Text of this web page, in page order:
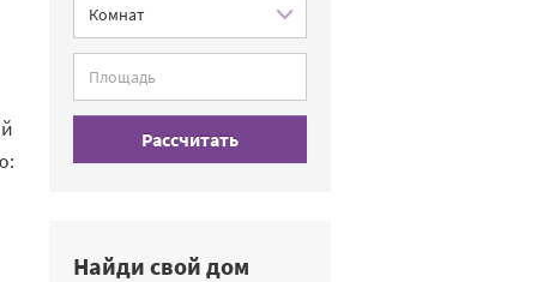
Рассчитать
Найди свой дом